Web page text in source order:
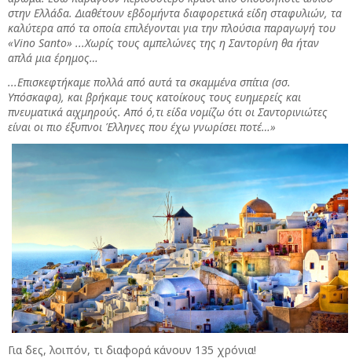
στην Ελλάδα. Διαθέτουν εβδομήντα διαφορετικά είδη σταφυλιών, τα
καλύτερα από τα οποία επιλέγονται για την πλούσια παραγωγή του
«Vino Santo» ...Χωρίς τους αμπελώνες της η Σαντορίνη θα ήταν
απλά μια έρημος…
...Επισκεφτήκαμε πολλά από αυτά τα σκαμμένα σπίτια (σσ.
Υπόσκαφα), και βρήκαμε τους κατοίκους τους ευημερείς και
πνευματικά αιχμηρούς. Από ό,τι είδα νομίζω ότι οι Σαντορινιώτες
είναι οι πιο έξυπνοι Έλληνες που έχω γνωρίσει ποτέ…»
Για δες, λοιπόν, τι διαφορά κάνουν 135 χρόνια!